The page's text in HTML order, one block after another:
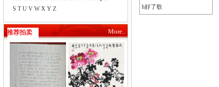
S T U V W X Y Z
推荐拍卖 More..
h好了歌